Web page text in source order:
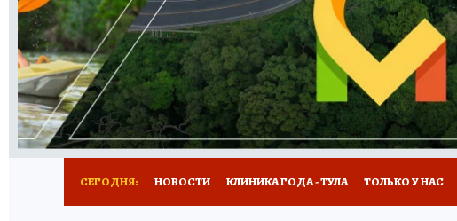
ПРЕСС-ЦЕНТР НЕДВИЖИМОСТЬ ТЕЛЕВИЗОР
РАДИО КП РЕКЛАМА ТЕСТЫ НОВОЕ НА САЙТЕ
СЕГОДНЯ: НОВОСТИ КЛИНИКА ГОДА - ТУЛА ТОЛЬКО У НАС